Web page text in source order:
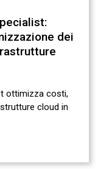
dei
ottimizza costi,
cloud in